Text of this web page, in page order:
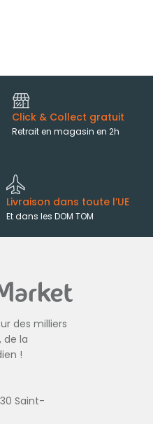
Click & Collect gratuit
Retrait en magasin en 2h
Livraison dans toute l’UE
Et dans les DOM TOM
des milliers
de la
!
Saint-